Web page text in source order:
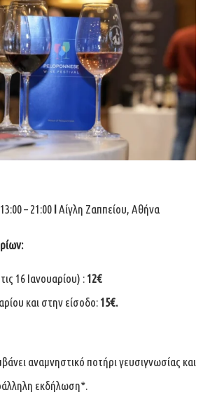
– 21:00 IΑίγλη Ζαππείου, Αθήνα
:
16 Ιανουαρίου) : 12€
και στην είσοδο: 15€.
αναμνηστικό ποτήρι γευσιγνωσίας και
εκδήλωση*.